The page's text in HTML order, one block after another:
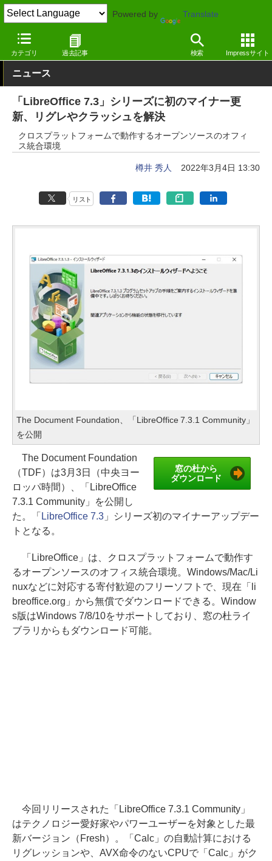
Powered by Translate
カテゴリ 過去記事 検索 Impressサイト
窓の杜 オフィス・ドキュメント Windows
ニュース
「LibreOffice 7.3」シリーズに初のマイナー更
新、リグレやクラッシュを解決
クロスプラットフォームで動作するオープンソースのオフィ
ス統合環境
樽井 秀人 2022年3月4日 13:30
リスト
The Document Foundation、「LibreOffice 7.3.1 Community」
を公開
窓の杜から
ダウンロード
The Document Foundation
（TDF）は3月3日（中央ヨー
ロッパ時間）、「LibreOffice
7.3.1 Community」を公開し
た。「 LibreOffice 7.3」シリーズ初のマイナーアップデー
トとなる。
「LibreOffice」は、クロスプラットフォームで動作す
るオープンソースのオフィス統合環境。Windows/Mac/Li
nuxなどに対応する寄付歓迎のフリーソフトで、現在「li
breoffice.org」から無償でダウンロードできる。Window
s版はWindows 7/8/10をサポートしており、窓の杜ライ
ブラリからもダウンロード可能。
今回リリースされた「LibreOffice 7.3.1 Community」
はテクノロジー愛好家やパワーユーザーを対象とした最
新バージョン（Fresh）。「Calc」の自動計算における
リグレッションや、AVX命令のないCPUで「Calc」がク